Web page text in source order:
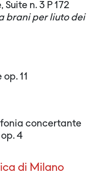
n. 3 P 172
brani per liuto dei
11
concertante
4
di Milano